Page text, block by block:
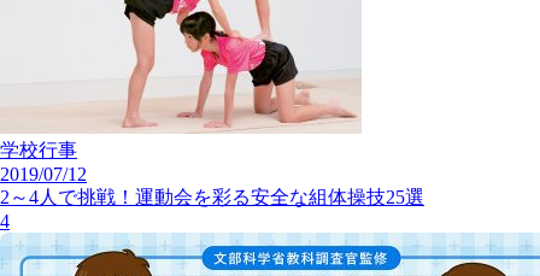
学校行事
2019/07/12
2～4人で挑戦！運動会を彩る安全な組体操技25選
4